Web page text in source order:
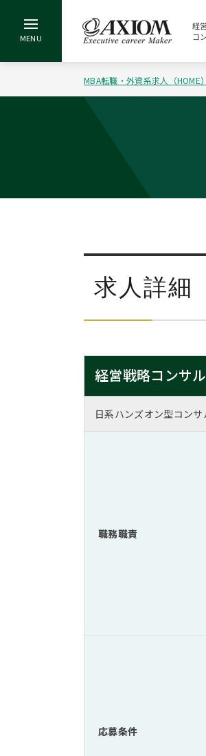
経
コ
MBA転職・外資系求人（HOME）
求人詳細
経営戦略コンサ
日系ハンズオン型コン
職務職責
応募条件